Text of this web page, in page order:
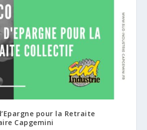
pour la Retraite
Capgemini